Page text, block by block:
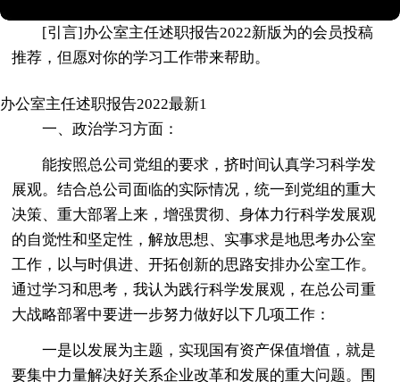
[引言]办公室主任述职报告2022新版为的会员投稿
推荐，但愿对你的学习工作带来帮助。
办公室主任述职报告2022最新1
一、政治学习方面：
能按照总公司党组的要求，挤时间认真学习科学发
展观。结合总公司面临的实际情况，统一到党组的重大
决策、重大部署上来，增强贯彻、身体力行科学发展观
的自觉性和坚定性，解放思想、实事求是地思考办公室
工作，以与时俱进、开拓创新的思路安排办公室工作。
通过学习和思考，我认为践行科学发展观，在总公司重
大战略部署中要进一步努力做好以下几项工作：
一是以发展为主题，实现国有资产保值增值，就是
要集中力量解决好关系企业改革和发展的重大问题。围